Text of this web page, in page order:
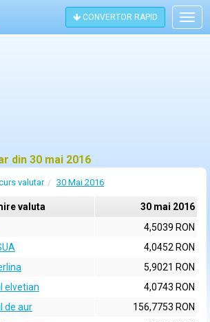
CONVERTOR RAPID
din 30 mai 2016
valutar 30 Mai 2016
valuta
30 mai 2016
4,5039 RON
4,0452 RON
5,9021 RON
elvetian
4,0743 RON
de aur
156,7753 RON